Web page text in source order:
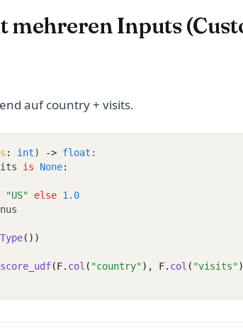
mehreren Inputs
auf country + visits.
: int) -> float :
is None:
"US" else 1.0
())
score_udf(F. col ( "country"), F. col ( "visits"